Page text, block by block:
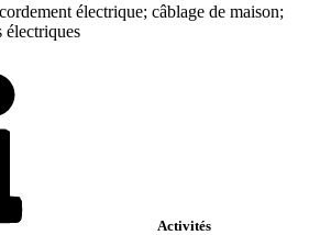
électrique; câblage de maison;
électriques
Activités